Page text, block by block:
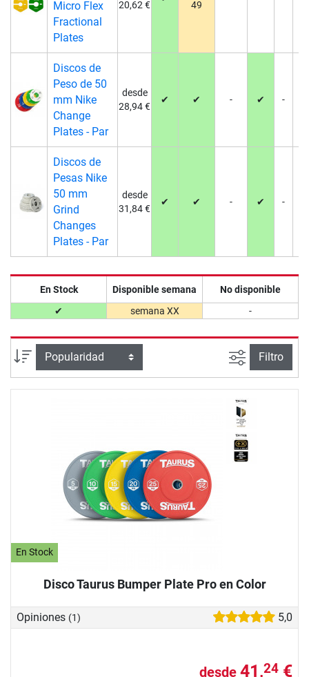
Micro Flex
Fractional
Plates
20,62 € 49
Discos de
Peso de 50
mm Nike
Change
Plates - Par
desde
28,94 €
✔ ✔ - ✔ -
Discos de
Pesas Nike
50 mm
Grind
Changes
Plates - Par
desde
31,84 €
✔ ✔ - ✔ -
En Stock Disponible semana
No disponible
✔
semana XX -
Ordenar por Busqueda
Filtro
En Stock
Disco Taurus Bumper Plate Pro en Color
Opiniones (1) 5,0
desde 41,24 €